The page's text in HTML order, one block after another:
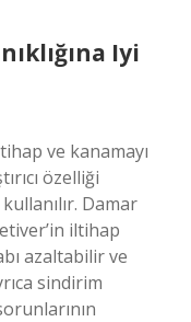
Iyi
ve kanamayı
özelliği
Damar
iltihap
azaltabilir ve
sindirim